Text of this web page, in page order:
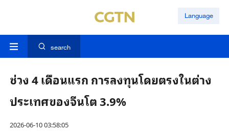
Language
search
ช่วง 4 เดือนแรก การลงทุนโดยตรงในต่าง
ประเทศของจีนโต 3.9%
2026-06-10 03:58:05